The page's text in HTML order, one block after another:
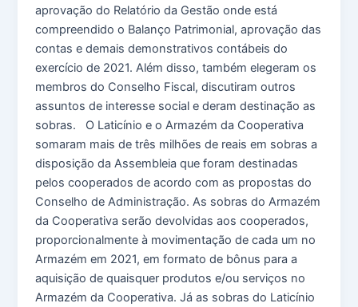
aprovação do Relatório da Gestão onde está
compreendido o Balanço Patrimonial, aprovação das
contas e demais demonstrativos contábeis do
exercício de 2021. Além disso, também elegeram os
membros do Conselho Fiscal, discutiram outros
assuntos de interesse social e deram destinação as
sobras. O Laticínio e o Armazém da Cooperativa
somaram mais de três milhões de reais em sobras a
disposição da Assembleia que foram destinadas
pelos cooperados de acordo com as propostas do
Conselho de Administração. As sobras do Armazém
da Cooperativa serão devolvidas aos cooperados,
proporcionalmente à movimentação de cada um no
Armazém em 2021, em formato de bônus para a
aquisição de quaisquer produtos e/ou serviços no
Armazém da Cooperativa. Já as sobras do Laticínio